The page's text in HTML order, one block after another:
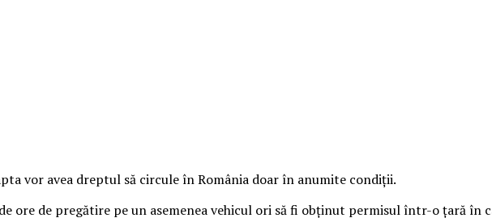
vor avea dreptul să circule în România doar în anumite condiţii.
ore de pregătire pe un asemenea vehicul ori să fi obţinut permisul într-o ţară